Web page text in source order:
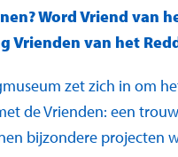
Word Vriend van
Vrienden van het
zet zich in om
de Vrienden: een
bijzondere projecten